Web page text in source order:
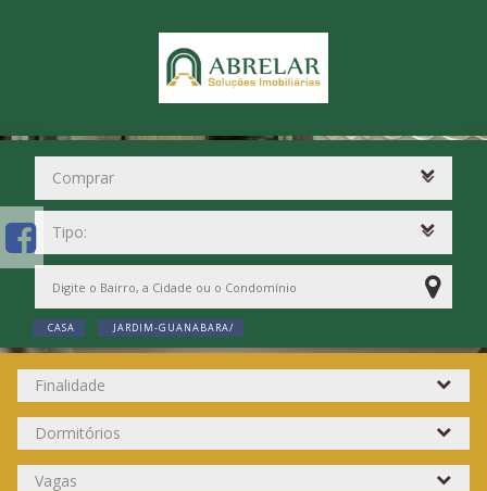
CASA JARDIM-GUANABARA/